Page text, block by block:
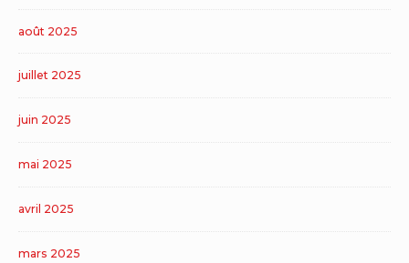
août 2025
juillet 2025
juin 2025
mai 2025
avril 2025
mars 2025